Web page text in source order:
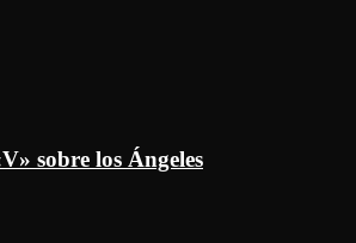
sobre los Ángeles